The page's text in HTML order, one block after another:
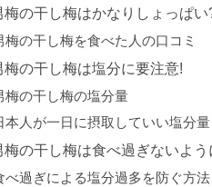
梅の干し梅はかなりしょっぱい
梅の干し梅を食べた人の口コミ
梅の干し梅は塩分に要注意!
梅の干し梅の塩分量
本人が一日に摂取していい塩分量
梅の干し梅は食べ過ぎないよ
べ過ぎによる塩分過多を防ぐ方法